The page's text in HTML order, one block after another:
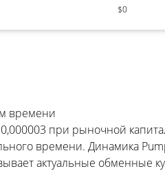
$0
времени
при рыночной
времени. Динамика
актуальные обменные